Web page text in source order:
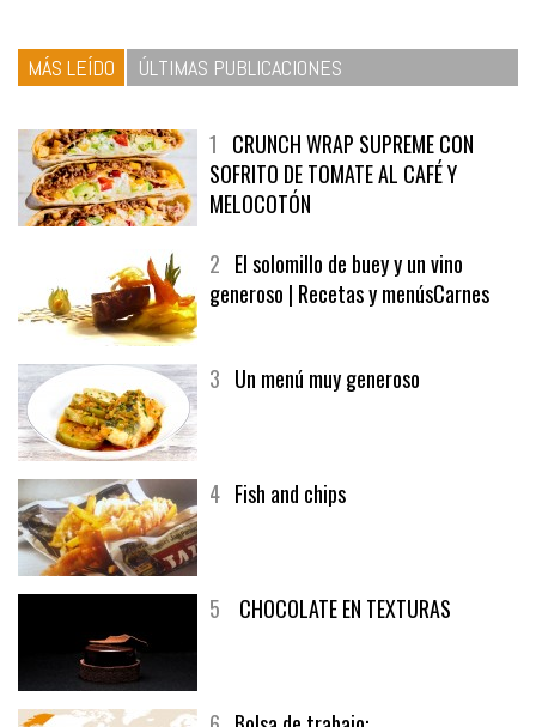
MÁS LEÍDO ÚLTIMAS PUBLICACIONES
1 CRUNCH WRAP SUPREME CON
SOFRITO DE TOMATE AL CAFÉ Y
MELOCOTÓN
2 El solomillo de buey y un vino
generoso | Recetas y menúsCarnes
3 Un menú muy generoso
4 Fish and chips
5 CHOCOLATE EN TEXTURAS